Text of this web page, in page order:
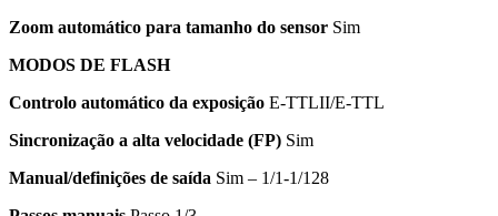
Zoom automático para tamanho do sensor Sim
MODOS DE FLASH
Controlo automático da exposição E-TTLII/E-TTL
Sincronização a alta velocidade (FP) Sim
Manual/definições de saída Sim – 1/1-1/128